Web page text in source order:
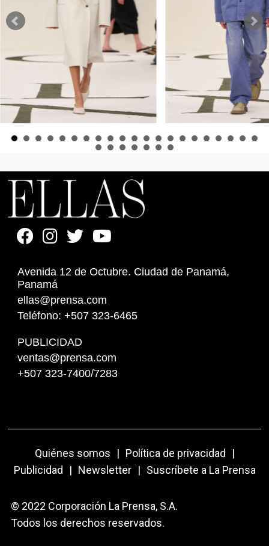
Avenida 12 de Octubre. Ciudad de Panamá,
Panamá
ellas@prensa.com
Teléfono: +507 323-6465
PUBLICIDAD
ventas@prensa.com
+507 323-7400/7283
Quiénes somos | Política de privacidad
|
Publicidad
| Newsletter | Suscríbete a La Prensa
© 2022 Corporación La Prensa, S.A.
Todos los derechos reservados.